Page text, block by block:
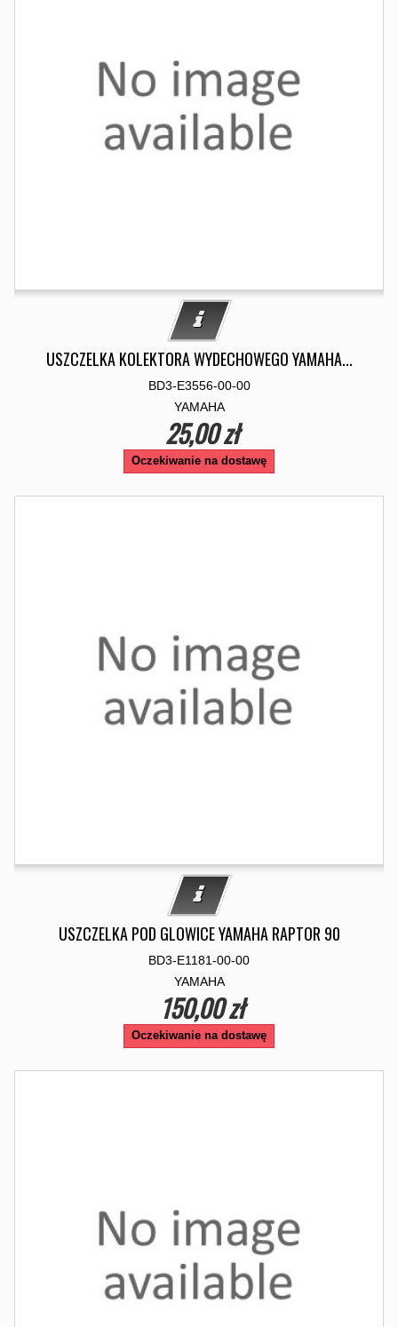
USZCZELKA KOLEKTORA WYDECHOWEGO YAMAHA...
BD3-E3556-00-00
YAMAHA
25,00 zł
Oczekiwanie na dostawę
USZCZELKA POD GLOWICE YAMAHA RAPTOR 90
BD3-E1181-00-00
YAMAHA
150,00 zł
Oczekiwanie na dostawę